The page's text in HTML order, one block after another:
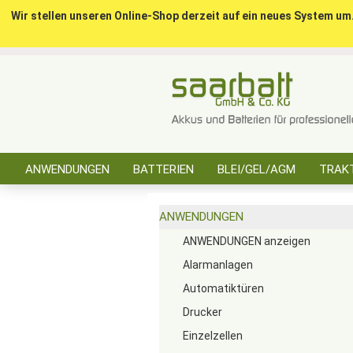
Wir stellen unseren Online-Shop derzeit auf ein neues System
ANWENDUNGEN BATTERIEN BLEI/GEL/AGM
ANWENDUNGEN
ANWENDUNGEN anzeigen
Alarmanlagen
Automatiktüren
Drucker
Einzelzellen